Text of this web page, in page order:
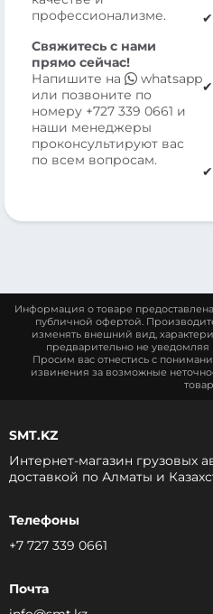
профессионализме.
Свяжитесь с нами
прямо сейчас!
Напишите на
whatsapp
или позвоните по
номеру +727 339 0661 и
наши менеджеры
проконсультируют вас
по всем вопросам.
Информация о товаре
публичной офертой.
изменять внешний вид,
предварительно не
Просим вас отнестись с
извинения за возможные
SMT.KZ
Интернет-магазин грузовых
доставкой по Алматы и
Телефоны
+7 727 339 0661
Почта